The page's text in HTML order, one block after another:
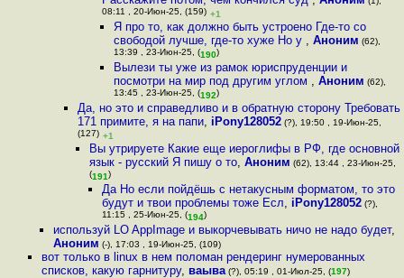
08:11 , 20-Июн-25, (159) +1
Я про то, как должно быть устроено Где-то со
свободой лучше, где-то хуже Но у , Аноним (62),
13:39 , 23-Июн-25, (190)
Вылези ты уже из рамок юриспруденции и
посмотри на мир под другим углом , Аноним (62),
13:45 , 23-Июн-25, (192)
Да, но это и справедливо и в обратную сторону Требовать
171 примите, я на папи, iPony128052(?), 19:50 , 19-Июн-25,
(127) +1
Вы утрируете Какие еще иероглифы в РФ, где основной
язык - русский Я пишу о то,Аноним (62), 13:44 , 23-Июн-25,
(191)
Да Но если пойдёшь с нетакусным форматом, то это
будут и твои проблемы тоже Есл, iPony128052(?),
11:15 , 25-Июн-25, (194)
используй LO AppImage и выкорчевывать ничо не надо будет,
Аноним (-), 17:03 , 19-Июн-25, (109)
вот только в linux в нем поломан рендеринг нумерованных
списков, какую гарнитуру, ваыва(?), 05:19 , 01-Июл-25, (197)